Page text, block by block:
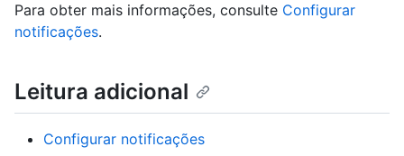
Para obter mais informações, consulte Configurar
notificações.
Leitura adicional
Configurar notificações